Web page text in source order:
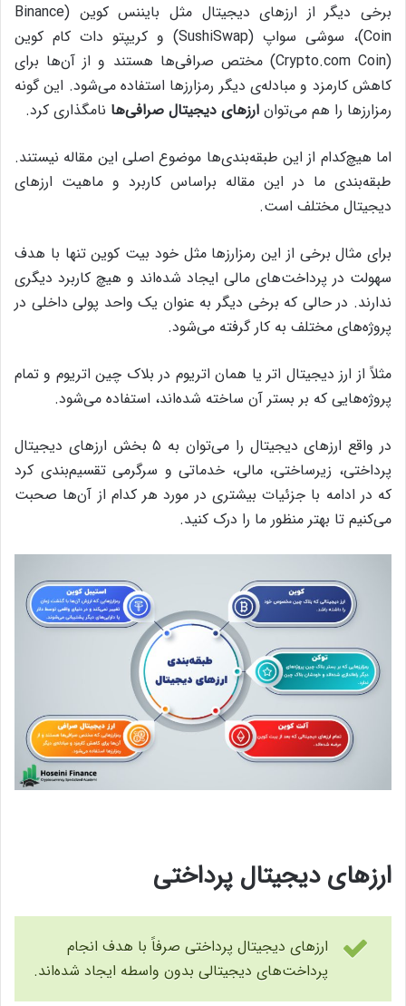
برخی دیگر از ارزهای دیجیتال مثل بایننس کوین (Binance
Coin)، سوشی سواپ (SushiSwap) و کریپتو دات کام کوین
(Crypto.com Coin) مختص صرافی‌ها هستند و از آن‌ها برای
کاهش کارمزد و مبادله‌ی دیگر رمزارزها استفاده می‌شود. این گونه
رمزارزها را هم می‌توان ارزهای دیجیتال صرافی‌ها نامگذاری کرد.
اما هیچ‌کدام از این طبقه‌بندی‌ها موضوع اصلی این مقاله نیستند.
طبقه‌بندی ما در این مقاله براساس کاربرد و ماهیت ارزهای
دیجیتال مختلف است.
برای مثال برخی از این رمزارزها مثل خود بیت کوین تنها با هدف
سهولت در پرداخت‌های مالی ایجاد شده‌اند و هیچ کاربرد دیگری
ندارند. در حالی که برخی دیگر به عنوان یک واحد پولی داخلی در
پروژه‌های مختلف به کار گرفته می‌شود.
مثلاً از ارز دیجیتال اتر یا همان اتریوم در بلاک چین اتریوم و تمام
پروژه‌هایی که بر بستر آن ساخته شده‌اند، استفاده می‌شود.
در واقع ارزهای دیجیتال را می‌توان به ۵ بخش ارزهای دیجیتال
پرداختی، زیرساختی، مالی، خدماتی و سرگرمی تقسیم‌بندی کرد
که در ادامه با جزئیات بیشتری در مورد هر کدام از آن‌ها صحبت
می‌کنیم تا بهتر منظور ما را درک کنید.
ارزهای دیجیتال پرداختی
ارزهای دیجیتال پرداختی صرفاً با هدف انجام
پرداخت‌های دیجیتالی بدون واسطه ایجاد شده‌اند.